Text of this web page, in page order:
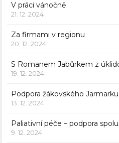
V práci vánočně
21. 12. 2024
Za firmami v regionu
20. 12. 2024
S Romanem Jabůrkem z
19. 12. 2024
Podpora žákovského
13. 12. 2024
Paliativní péče – podpora
9. 12. 2024